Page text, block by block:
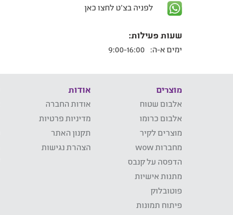
לפניה בצ'ט לחצו כאן
שעות פעילות:
ימים א-ה:
מוצרים
אלבום שטוח
אלבום כרומו
מוצרים לקיר
מחברות wow
הדפסה על קנבס
מתנות אישיות
פוטובלוק
פיתוח תמונות
אודות
אודות החברה
מדיניות פרטיות
תקנון האתר
הצהרת נגישות